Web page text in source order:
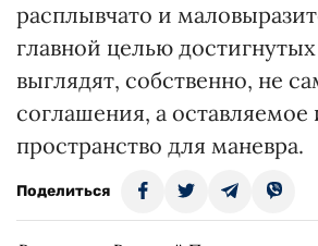
расплывчато и
главной целью
выглядят, собственно, не
соглашения, а
пространство для маневра.
Поделиться